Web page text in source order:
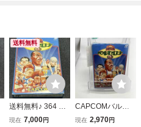
送料無料
送料無料♪ 364 激
レア♪ 美品♪ バル
現在 7,000円
CAPCOMバルセ
ロナ'92
現在 2,970円